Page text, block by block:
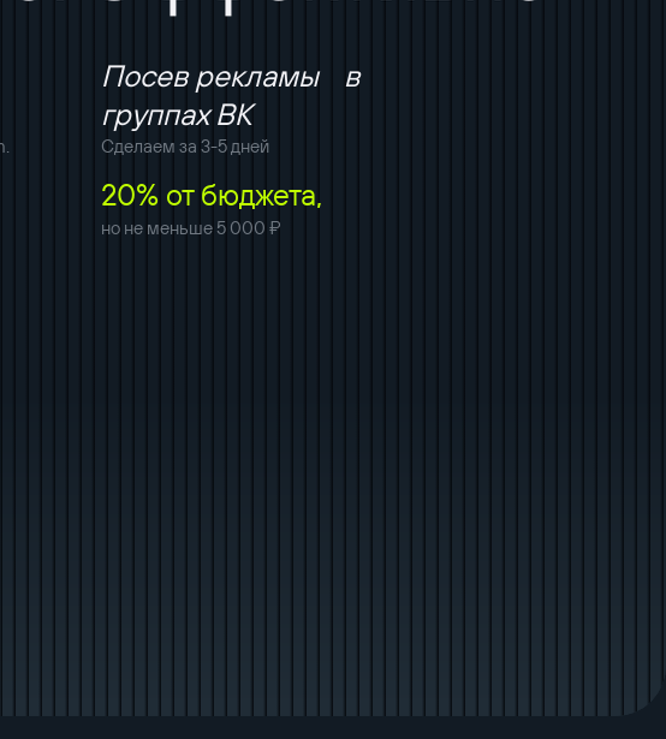
Посев рекламы в
группах ВК
Сделаем за 3-5 дней
20% от бюджета,
но не меньше 5 000 ₽